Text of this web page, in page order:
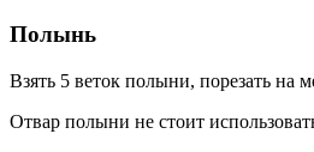
Полынь
Взять 5 веток полыни, порезать на
Отвар полыни не стоит